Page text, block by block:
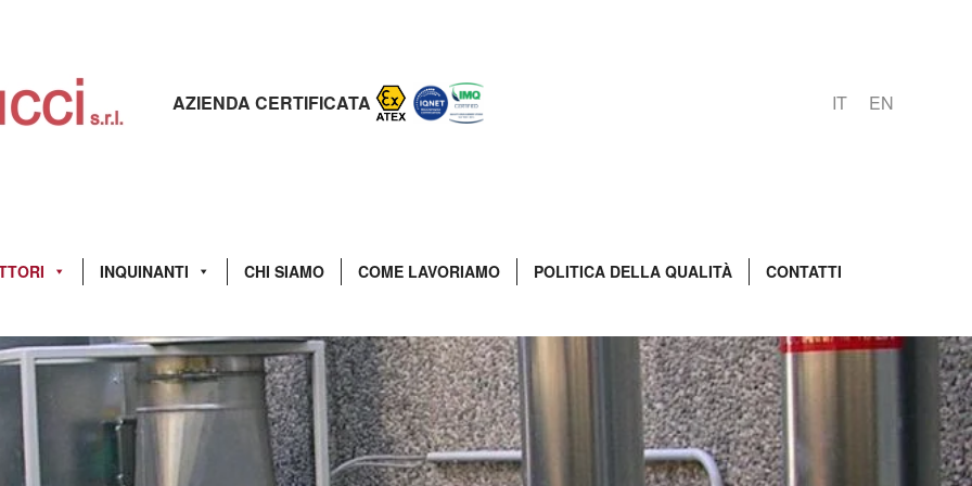
AZIENDA CERTIFICATA IT EN
INQUINANTI CHI SIAMO COME LAVORIAMO POLITICA DELLA QUALITÀ CONTATTI